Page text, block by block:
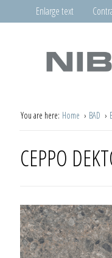
Enlarge text
You are here: Home BAD
CEPPO